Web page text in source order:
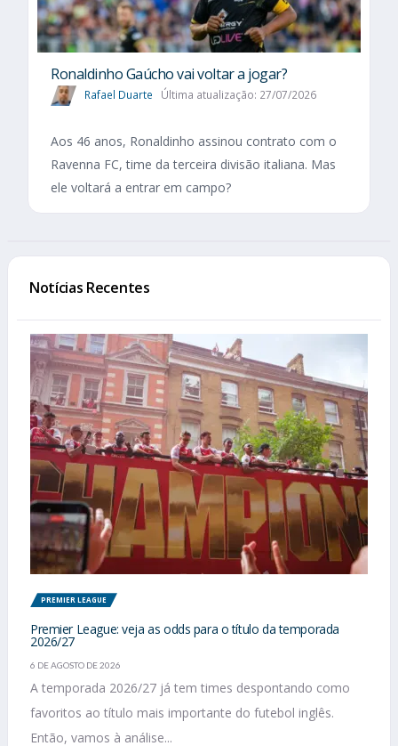
Ronaldinho Gaúcho vai voltar a jogar?
Rafael Duarte Última atualização: 27/07/2026
Aos 46 anos, Ronaldinho assinou contrato com o
Ravenna FC, time da terceira divisão italiana. Mas
ele voltará a entrar em campo?
Notícias Recentes
PREMIER LEAGUE
Premier League: veja as odds para o título da temporada
2026/27
6 DE AGOSTO DE 2026
A temporada 2026/27 já tem times despontando como
favoritos ao título mais importante do futebol inglês.
Então, vamos à análise...